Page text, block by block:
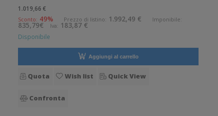
trasferimento termico. Velocit di stampa: 700 card/ora
Risoluzione di stampa: 12 dot/mm Supporto di stampa: Card
Connettivit: USB T
1.019,66 €
Sconto: 49% Prezzo di listino: 1.992,49 € Imponibile:
835,79€ Iva: 183,87 €
Disponibile
Aggiungi al carrello
Quota Wish list Quick View
Confronta